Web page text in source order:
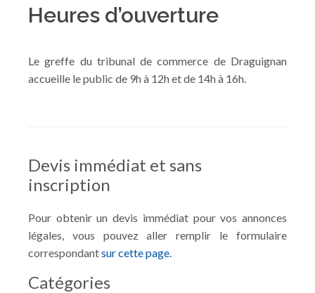
Heures d’ouverture
Le greffe du tribunal de commerce de Draguignan
accueille le public de 9h à 12h et de 14h à 16h.
Devis immédiat et sans
inscription
Pour obtenir un devis immédiat pour vos annonces
légales, vous pouvez aller remplir le formulaire
correspondantsur cette page.
Catégories